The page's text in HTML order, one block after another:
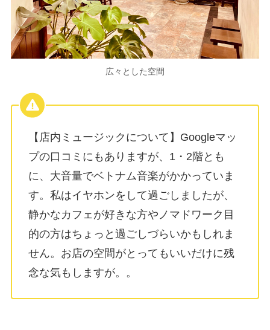
広々とした空間
【店内ミュージックについて】Googleマッ
プの口コミにもありますが、1・2階とも
に、大音量でベトナム音楽がかかっていま
す。私はイヤホンをして過ごしましたが、
静かなカフェが好きな方やノマドワーク目
的の方はちょっと過ごしづらいかもしれま
せん。お店の空間がとってもいいだけに残
念な気もしますが。。